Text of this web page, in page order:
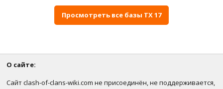
Просмотреть все базы ТХ 17
О сайте:
Сайт clash-of-clans-wiki.com не присоединён, не поддерживается,